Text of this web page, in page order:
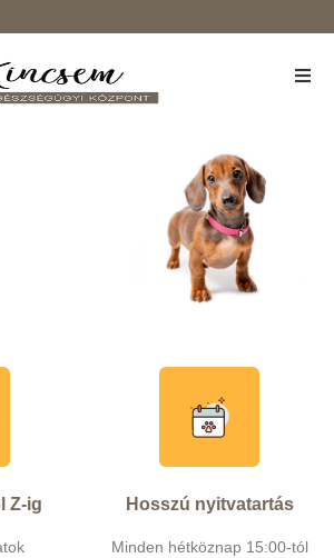
aminek a
kedvenceidnek.
Z-ig Hosszú nyitvatartás
Minden hétköznap 15:00-tól